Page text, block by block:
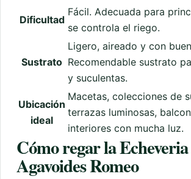
Dificultad
Fácil. Adecuada para
se controla el riego.
Sustrato
Ligero, aireado y con
Recomendable sustrato
y suculentas.
Ubicación
ideal
Macetas, colecciones de
terrazas luminosas,
interiores con mucha luz.
Cómo regar la Echeveria
Agavoides Romeo